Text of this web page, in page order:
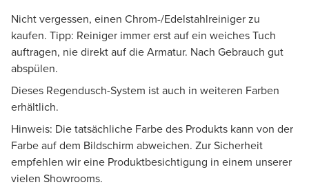
Nicht vergessen, einen Chrom-/Edelstahlreiniger zu
kaufen. Tipp: Reiniger immer erst auf ein weiches Tuch
auftragen, nie direkt auf die Armatur. Nach Gebrauch gut
abspülen.
Dieses Regendusch-System ist auch in weiteren Farben
erhältlich.
Hinweis: Die tatsächliche Farbe des Produkts kann von der
Farbe auf dem Bildschirm abweichen. Zur Sicherheit
empfehlen wir eine Produktbesichtigung in einem unserer
vielen Showrooms.